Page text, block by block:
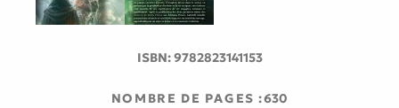
ISBN:9782823141153
NOMBRE DE PAGES :630